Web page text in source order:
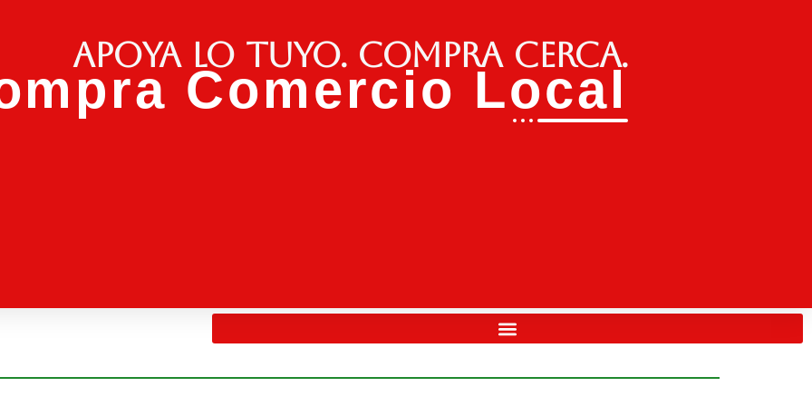
Apoya lo tuyo. Compra cerca.
Comercio Local